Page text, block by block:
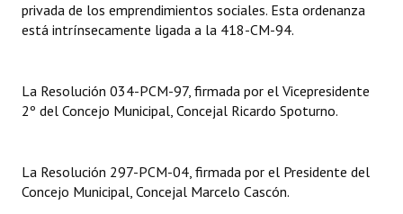
privada de los emprendimientos sociales. Esta ordenanza
está intrínsecamente ligada a la 418-CM-94.
La Resolución 034-PCM-97, firmada por el Vicepresidente
2º del Concejo Municipal, Concejal Ricardo Spoturno.
La Resolución 297-PCM-04, firmada por el Presidente del
Concejo Municipal, Concejal Marcelo Cascón.